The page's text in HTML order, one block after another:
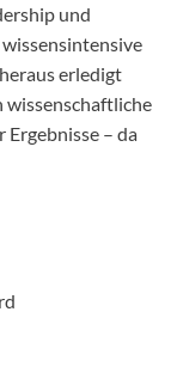
und
erledigt
wissenschaftliche
– da